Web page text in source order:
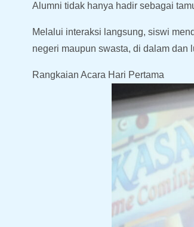
Alumni tidak hanya hadir sebagai
Melalui interaksi langsung, siswi
negeri maupun swasta, di dalam dan
Rangkaian Acara Hari Pertama